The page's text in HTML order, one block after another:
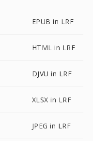
EPUB in LRF
HTML in LRF
DJVU in LRF
XLSX in LRF
JPEG in LRF